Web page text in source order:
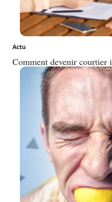
Actu
Comment devenir courtier